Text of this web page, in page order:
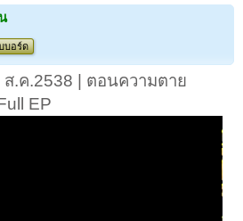
บอร์ด
ส.ค.2538 | ตอนความตาย
EP